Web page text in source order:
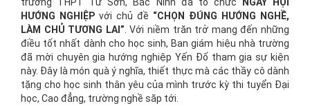
HƯỚNG NGHIỆP với chủ đề “CHỌN ĐÚNG HƯỚNG NGHỀ,
LÀM CHỦ TƯƠNG LAI” . Với niềm trăn trở mang đến những
điều tốt nhất dành cho học sinh, Ban giám hiệu nhà trường
đã mời chuyên gia hướng nghiệp Yến Đố tham gia sự kiện
này. Đây là món quà ý nghĩa, thiết thực mà các thầy cô dành
tặng cho học sinh thân yêu của mình trước kỳ thi tuyển Đại
học, Cao đẳng, trường nghề săp tới.